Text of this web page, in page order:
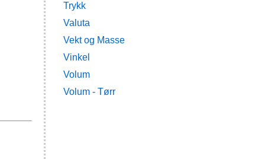
Trykk
Valuta
Vekt og Masse
Vinkel
Volum
Volum - Tørr